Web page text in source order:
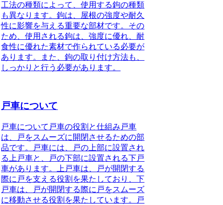
工法の種類によって、使用する鉤の種類
も異なります。鉤は、屋根の強度や耐久
性に影響を与える重要な部材です。その
ため、使用される鉤は、強度に優れ、耐
食性に優れた素材で作られている必要が
あります。また、鉤の取り付け方法も、
しっかりと行う必要があります。
戸車について
戸車について戸車の役割と仕組み戸車
は、戸をスムーズに開閉させるための部
品です。戸車には、戸の上部に設置され
る上戸車と、戸の下部に設置される下戸
車があります。上戸車は、戸が開閉する
際に戸を支える役割を果たしており、下
戸車は、戸が開閉する際に戸をスムーズ
に移動させる役割を果たしています。戸